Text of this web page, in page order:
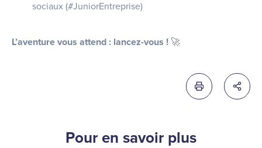
sociaux (#JuniorEntreprise)
L’aventure vous attend : lancez-vous ! 🚀
Imprimer cette
Pour en savoir plus